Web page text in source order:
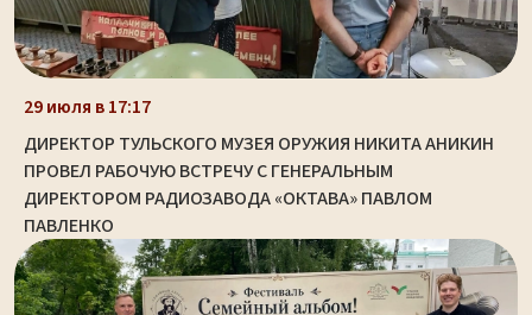
29 июля в 17:17
ДИРЕКТОР ТУЛЬСКОГО МУЗЕЯ ОРУЖИЯ НИКИТА АНИКИН
ПРОВЕЛ РАБОЧУЮ ВСТРЕЧУ С ГЕНЕРАЛЬНЫМ
ДИРЕКТОРОМ РАДИОЗАВОДА «ОКТАВА» ПАВЛОМ
ПАВЛЕНКО